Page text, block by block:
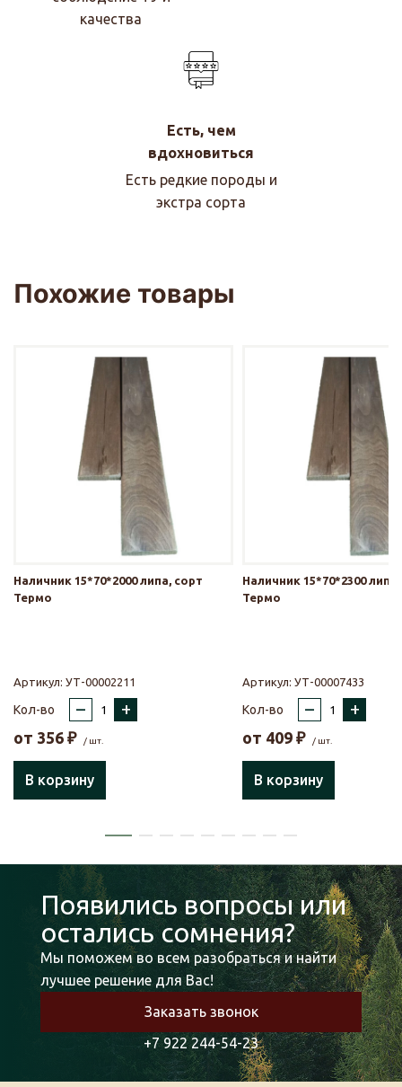
качества
Есть, чем
вдохновиться
Есть редкие породы и
экстра сорта
Похожие товары
Наличник 15*70*2000 липа, сорт
Термо
Артикул: УТ-00002211
Кол-во – +
от 356 ₽ / шт.
В корзину
Наличник 15*70*2300
Термо
Артикул: УТ-00007433
Кол-во – +
от 409 ₽ / шт.
В корзину
Появились вопросы или
остались сомнения?
Мы поможем во всем разобраться и найти
лучшее решение для Вас!
Заказать звонок
+7 922 244-54-23